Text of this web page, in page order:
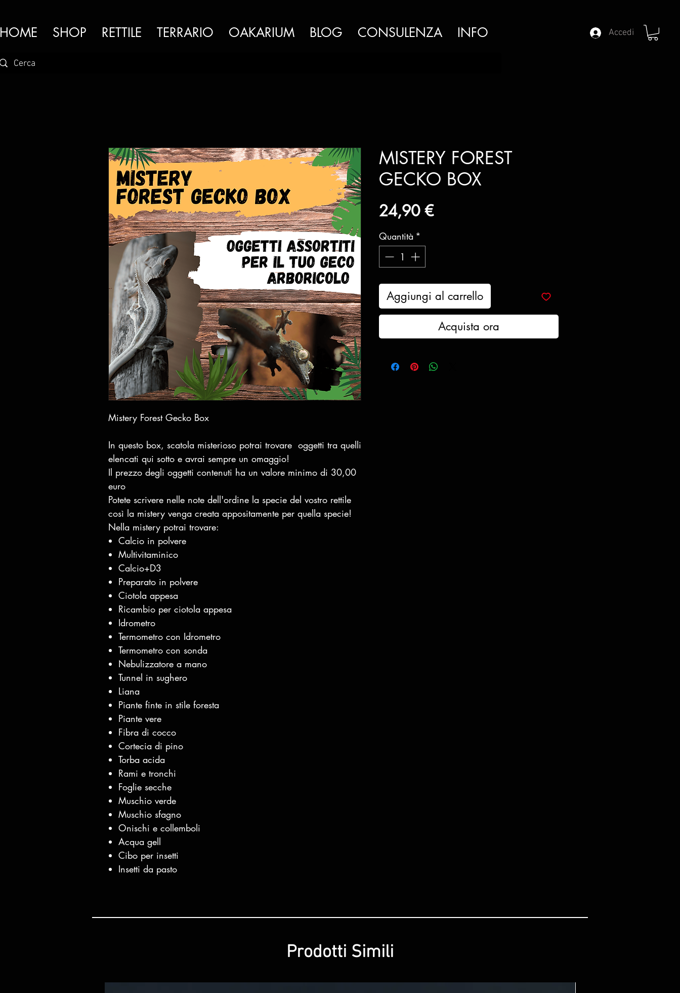
HOME SHOP RETTILE TERRARIO OAKARIUM BLOG CONSULENZA INFO Accedi
Mistery Forest Gecko Box
In questo box, scatola misterioso potrai trovare oggetti tra quelli
elencati qui sotto e avrai sempre un omaggio!
Il prezzo degli oggetti contenuti ha un valore minimo di 30,00
euro
Potete scrivere nelle note dell'ordine la specie del vostro rettile
così la mistery venga creata appositamente per quella specie!
Nella mistery potrai trovare:
Calcio in polvere
Multivitaminico
Calcio+D3
Preparato in polvere
Ciotola appesa
Ricambio per ciotola appesa
Idrometro
Termometro con Idrometro
Termometro con sonda
Nebulizzatore a mano
Tunnel in sughero
Liana
Piante finte in stile foresta
Piante vere
Fibra di cocco
Cortecia di pino
Torba acida
Rami e tronchi
Foglie secche
Muschio verde
Muschio sfagno
Onischi e collemboli
Acqua gell
Cibo per insetti
Insetti da pasto
MISTERY FOREST
GECKO BOX
24,90 €Prezzo
Quantità *
Aggiungi al carrello
Acquista ora
Prodotti Simili